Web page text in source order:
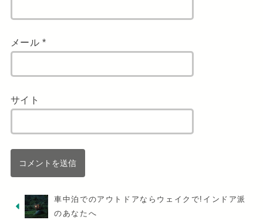
メール *
サイト
車中泊でのアウトドアならウェイクで!インドア派
のあなたへ